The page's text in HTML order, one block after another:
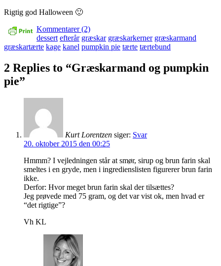
Rigtig god Halloween 🙂
Kommentarer (2)
dessert efterår græskar græskarkerner græskarmand
græskartærte kage kanel pumpkin pie tærte tærtebund
2 Replies to “Græskarmand og pumpkin
pie”
Kurt Lorentzen siger: Svar
20. oktober 2015 den 00:25
Hmmm? I vejledningen står at smør, sirup og brun farin skal
smeltes i en gryde, men i ingredienslisten figurerer brun farin
ikke.
Derfor: Hvor meget brun farin skal der tilsættes?
Jeg prøvede med 75 gram, og det var vist ok, men hvad er
“det rigtige”?
Vh KL